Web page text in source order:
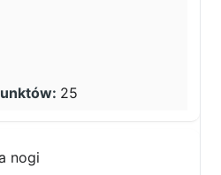
25
nogi